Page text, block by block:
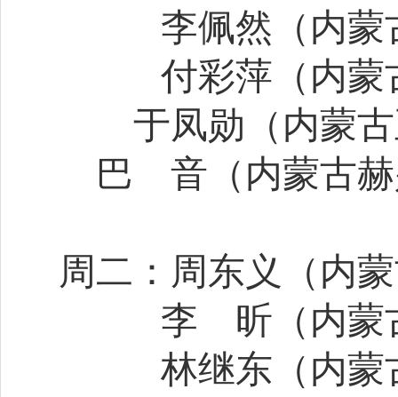
李佩然（内
付彩萍（内蒙
于凤勋（内蒙
巴
音（内蒙古
周二：周东义（内
李
昕（内蒙
林继东（内蒙